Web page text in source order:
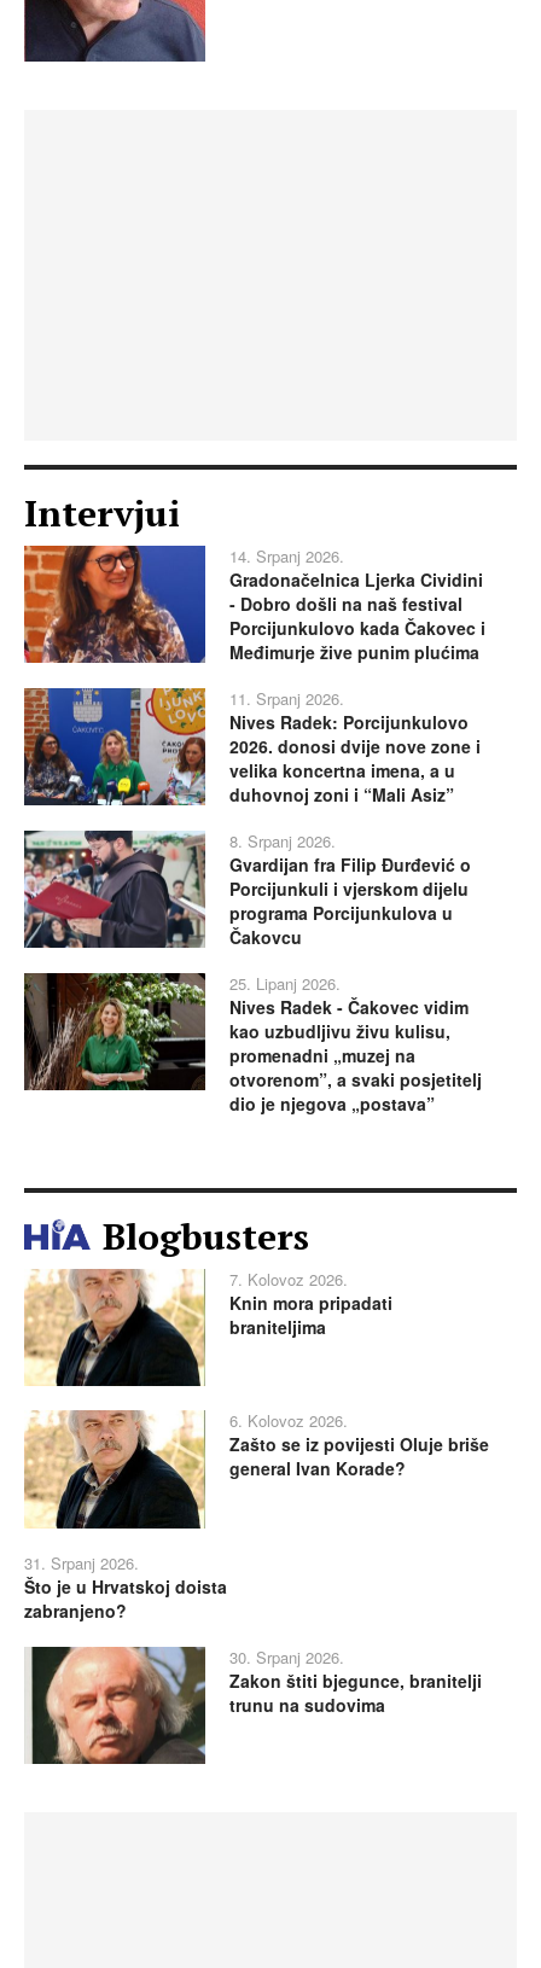
Intervjui
14. Srpanj 2026.
Gradonačelnica Ljerka Cividini
- Dobro došli na naš festival
Porcijunkulovo kada Čakovec i
Međimurje žive punim plućima
11. Srpanj 2026.
Nives Radek: Porcijunkulovo
2026. donosi dvije nove zone i
velika koncertna imena, a u
duhovnoj zoni i “Mali Asiz”
8. Srpanj 2026.
Gvardijan fra Filip Đurđević o
Porcijunkuli i vjerskom dijelu
programa Porcijunkulova u
Čakovcu
25. Lipanj 2026.
Nives Radek - Čakovec vidim
kao uzbudljivu živu kulisu,
promenadni „muzej na
otvorenom”, a svaki posjetitelj
dio je njegova „postava”
Blogbusters
7. Kolovoz 2026.
Knin mora pripadati
braniteljima
6. Kolovoz 2026.
Zašto se iz povijesti Oluje briše
general Ivan Korade?
31. Srpanj 2026.
Što je u Hrvatskoj doista
zabranjeno?
30. Srpanj 2026.
Zakon štiti bjegunce, branitelji
trunu na sudovima